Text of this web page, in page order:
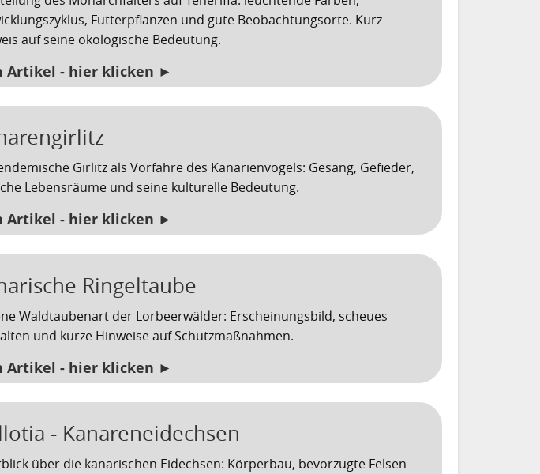
Futterpflanzen und gute Beobachtungsorte. Kurz
auf seine ökologische Bedeutung.
Artikel - hier klicken ►
Girlitz als Vorfahre des Kanarienvogels: Gesang, Gefieder,
Lebensräume und seine kulturelle Bedeutung.
Artikel - hier klicken ►
Ringeltaube
Waldtaubenart der Lorbeerwälder: Erscheinungsbild, scheues
und kurze Hinweise auf Schutzmaßnahmen.
Artikel - hier klicken ►
- Kanareneidechsen
über die kanarischen Eidechsen: Körperbau, bevorzugte Felsen-